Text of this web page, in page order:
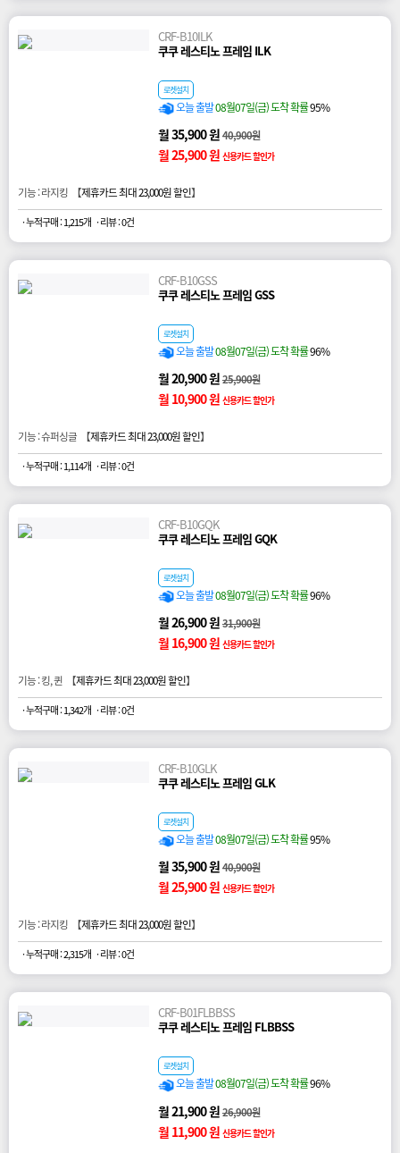
CRF-B10ILK
쿠쿠 레스티노 프레임 ILK
로켓설치
오늘 출발08월07일(금) 도착 확률95%
월 35,900 원40,900원
월 25,900 원 신용카드 할인가
기능 : 라지킹 【제휴카드 최대 23,000원 할인】
· 누적구매 : 1,215개 · 리뷰 : 0건
CRF-B10GSS
쿠쿠 레스티노 프레임 GSS
로켓설치
오늘 출발08월07일(금) 도착 확률96%
월 20,900 원25,900원
월 10,900 원 신용카드 할인가
기능 : 슈퍼싱글 【제휴카드 최대 23,000원 할인】
· 누적구매 : 1,114개 · 리뷰 : 0건
CRF-B10GQK
쿠쿠 레스티노 프레임 GQK
로켓설치
오늘 출발08월07일(금) 도착 확률96%
월 26,900 원31,900원
월 16,900 원 신용카드 할인가
기능 : 킹, 퀸 【제휴카드 최대 23,000원 할인】
· 누적구매 : 1,342개 · 리뷰 : 0건
CRF-B10GLK
쿠쿠 레스티노 프레임 GLK
로켓설치
오늘 출발08월07일(금) 도착 확률95%
월 35,900 원40,900원
월 25,900 원 신용카드 할인가
기능 : 라지킹 【제휴카드 최대 23,000원 할인】
· 누적구매 : 2,315개 · 리뷰 : 0건
CRF-B01FLBBSS
쿠쿠 레스티노 프레임 FLBBSS
로켓설치
오늘 출발08월07일(금) 도착 확률96%
월 21,900 원26,900원
월 11,900 원 신용카드 할인가